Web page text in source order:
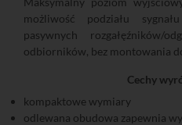
możliwość podziału
pasywnych rozgałęźników/
odbiorników, bez montowania
Cechy
kompaktowe wymiary
odlewana obudowa zapewnia